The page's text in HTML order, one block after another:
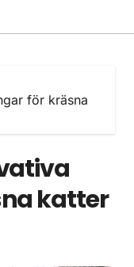
för kräsna
katter